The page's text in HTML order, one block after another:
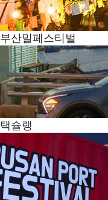
부산밀페스티벌
택슐랭